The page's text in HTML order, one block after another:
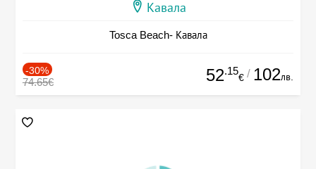
Кавала
Tosca Beach- Кавала
-30%
74.65€ 52.15
€ / 102лв.